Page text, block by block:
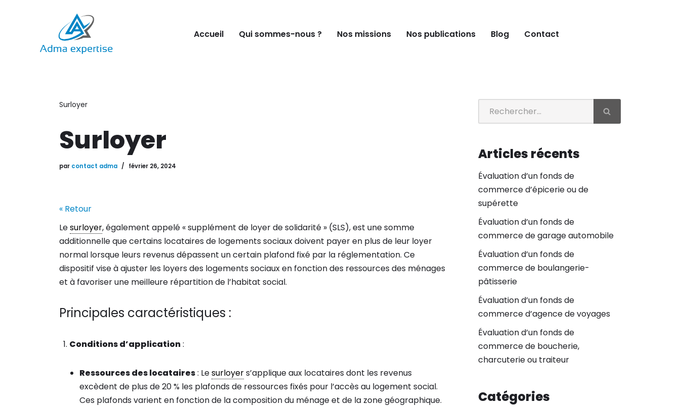
contenu
Accueil Qui sommes-nous ? Nos missions Nos publications Blog Contact
Surloyer
Surloyer
par contact adma février 26, 2024
« Retour
Lesurloyer, également appelé « supplément de loyer de solidarité » (SLS), est une somme
additionnelle que certains locataires de logements sociaux doivent payer en plus de leur loyer
normal lorsque leurs revenus dépassent un certain plafond fixé par la réglementation. Ce
dispositif vise à ajuster les loyers des logements sociaux en fonction des ressources des ménages
et à favoriser une meilleure répartition de l’habitat social.
Principales caractéristiques :
Conditions d’application:
Ressources des locataires: Lesurloyers’applique aux locataires dont les revenus
excèdent de plus de 20 % les plafonds de ressources fixés pour l’accès au logement social.
Ces plafonds varient en fonction de la composition du ménage et de la zone géographique.
Articles récents
Évaluation d’un fonds de
commerce d’épicerie ou de
supérette
Évaluation d’un fonds de
commerce de garage automobile
Évaluation d’un fonds de
commerce de boulangerie-
pâtisserie
Évaluation d’un fonds de
commerce d’agence de voyages
Évaluation d’un fonds de
commerce de boucherie,
charcuterie ou traiteur
Catégories